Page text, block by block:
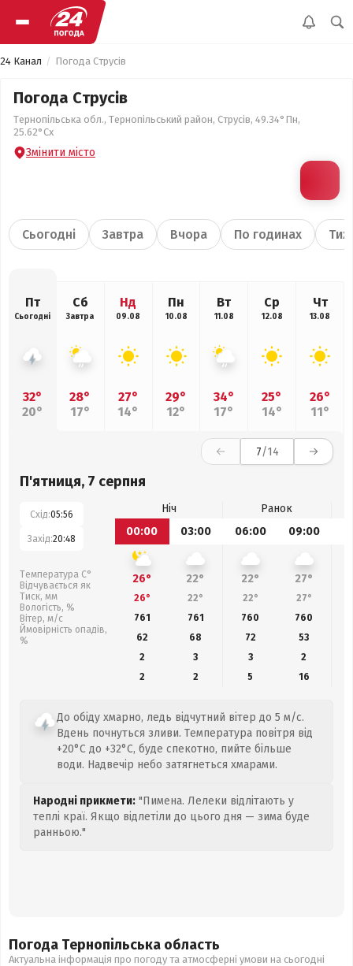
24 Канал Погода Струсів
Погода Струсів
Тернопільська обл., Тернопільський район, Струсів, 49.34°Пн,
25.62°Сх
Змінити місто
Сьогодні Завтра Вчора По годинах
Пт
Сьогодні
32°
20°
Сб
Завтра
28°
17°
Нд
09.08
27°
14°
Пн
10.08
29°
12°
Вт
11.08
34°
17°
Ср
12.08
25°
14°
Чт
13.08
26°
11°
7/14
П'ятниця, 7 серпня
Схід:05:56
Захід:20:48
Температура С°
Відчувається як
Тиск, мм
Вологість, %
Вітер, м/с
Ймовірність опадів,
%
Ніч
Ранок
00:00
03:00 06:00 09:00
26° 22° 22° 27°
26° 22° 22° 27°
761
761 760 760
62
68 72 53
2
3 3
2
2
2 5 16
До обіду хмарно, ледь відчутний вітер до 5 м/с.
Вдень почнуться зливи. Температура повітря від
+20°C до +32°C, буде спекотно, пийте більше
води. Надвечір небо затягнеться хмарами.
Народні прикмети: "Пимена. Лелеки відлітають у
теплі краї. Якщо відлетіли до цього дня — зима буде
ранньою."
Погода Тернопільська область
Актуальна інформація про погоду та атмосферні умови на сьогодні